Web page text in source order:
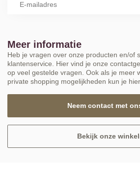
Meer informatie
Heb je vragen over onze producten en/of
klantenservice. Hier vind je onze
op veel gestelde vragen. Ook als je meer
private shopping mogelijkheden kun je
Neem contact met
Bekijk onze